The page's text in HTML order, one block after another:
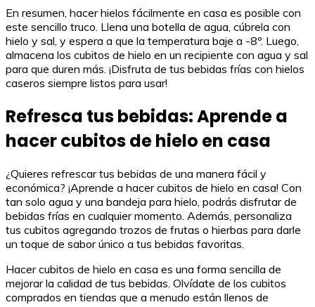
En resumen, hacer hielos fácilmente en casa es posible con
este sencillo truco. Llena una botella de agua, cúbrela con
hielo y sal, y espera a que la temperatura baje a -8º. Luego,
almacena los cubitos de hielo en un recipiente con agua y sal
para que duren más. ¡Disfruta de tus bebidas frías con hielos
caseros siempre listos para usar!
Refresca tus bebidas: Aprende a
hacer cubitos de hielo en casa
¿Quieres refrescar tus bebidas de una manera fácil y
económica? ¡Aprende a hacer cubitos de hielo en casa! Con
tan solo agua y una bandeja para hielo, podrás disfrutar de
bebidas frías en cualquier momento. Además, personaliza
tus cubitos agregando trozos de frutas o hierbas para darle
un toque de sabor único a tus bebidas favoritas.
Hacer cubitos de hielo en casa es una forma sencilla de
mejorar la calidad de tus bebidas. Olvídate de los cubitos
comprados en tiendas que a menudo están llenos de